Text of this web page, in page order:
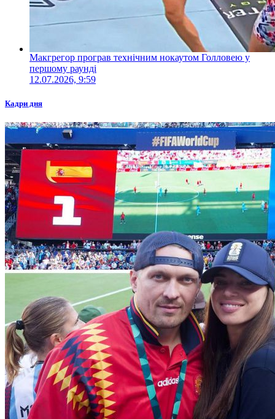
Макгрегор програв технічним нокаутом Голловею у
першому раунді
12.07.2026, 9:59
Кадри дня